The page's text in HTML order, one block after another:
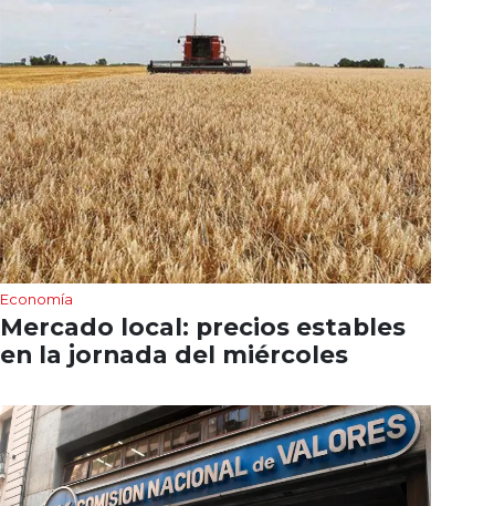
Economía
Mercado local: precios estables
en la jornada del miércoles